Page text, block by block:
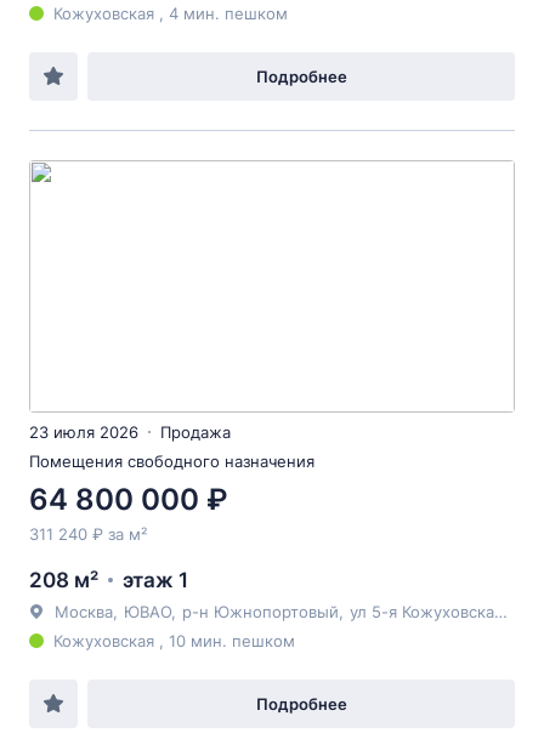
Кожуховская , 4 мин. пешком
Подробнее
23 июля 2026
Продажа
Помещения свободного назначения
64 800 000 ₽
311 240 ₽ за м²
208 м² этаж 1
Москва ЮВАО р-н Южнопортовый ул 5-я Кожуховская ,
Кожуховская , 10 мин. пешком
Подробнее